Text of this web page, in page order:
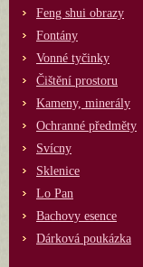
Feng shui obrazy
Fontány
Vonné tyčinky
Čištění prostoru
Kameny, minerály
Ochranné předměty
Svícny
Sklenice
Lo Pan
Bachovy esence
Dárková poukázka